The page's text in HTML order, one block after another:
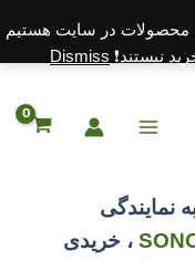
نمایندگی
، خریدی
محصولات در سایت هستیم
نیستند❗️ Dismiss